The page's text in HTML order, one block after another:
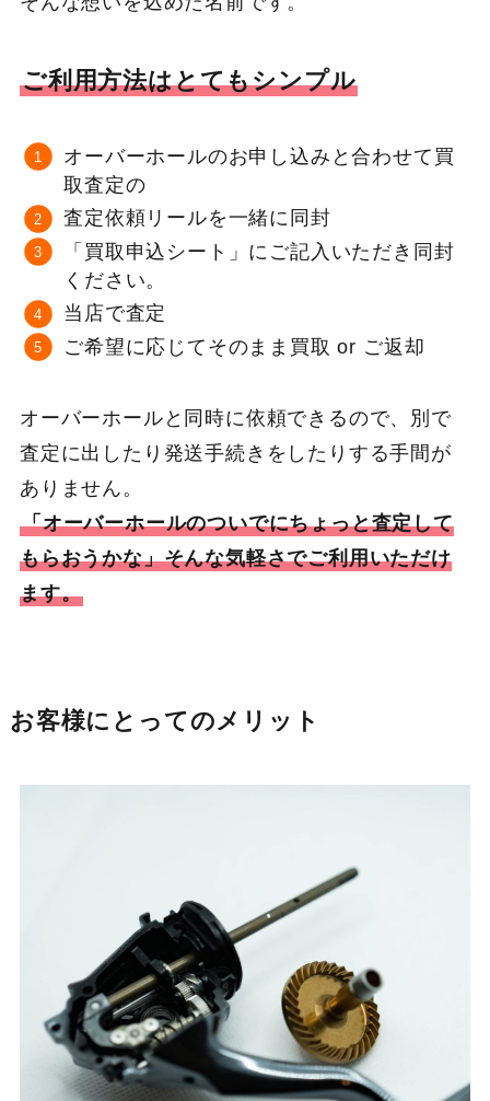
ご利用方法はとてもシンプル
オーバーホールのお申し込みと合わせて買
取査定の
査定依頼リールを一緒に同封
「買取申込シート」にご記入いただき同封
ください。
当店で査定
ご希望に応じてそのまま買取 or ご返却
オーバーホールと同時に依頼できるので、別で
査定に出したり発送手続きをしたりする手間が
ありません。
「オーバーホールのついでにちょっと査定して
もらおうかな」そんな気軽さでご利用いただけ
ます。
お客様にとってのメリット